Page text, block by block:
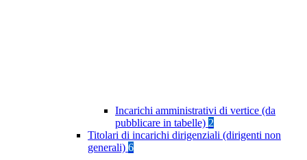
Incarichi amministrativi di vertice (da
pubblicare in tabelle) 2
Titolari di incarichi dirigenziali (dirigenti non
generali) 6